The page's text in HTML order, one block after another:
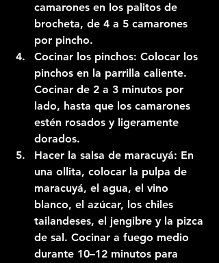
camarones en los palitos de
brocheta, de 4 a 5 camarones
por pincho.
Cocinar los pinchos: Colocar los
pinchos en la parrilla caliente.
Cocinar de 2 a 3 minutos por
lado, hasta que los camarones
estén rosados y ligeramente
dorados.
Hacer la salsa de maracuyá: En
una ollita, colocar la pulpa de
maracuyá, el agua, el vino
blanco, el azúcar, los chiles
tailandeses, el jengibre y la pizca
de sal. Cocinar a fuego medio
durante 10–12 minutos para